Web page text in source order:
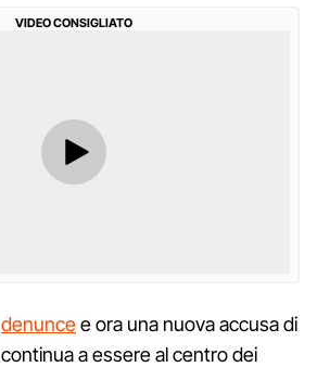
VIDEO CONSIGLIATO
denuncee ora una nuova accusa di
continua a essere al centro dei